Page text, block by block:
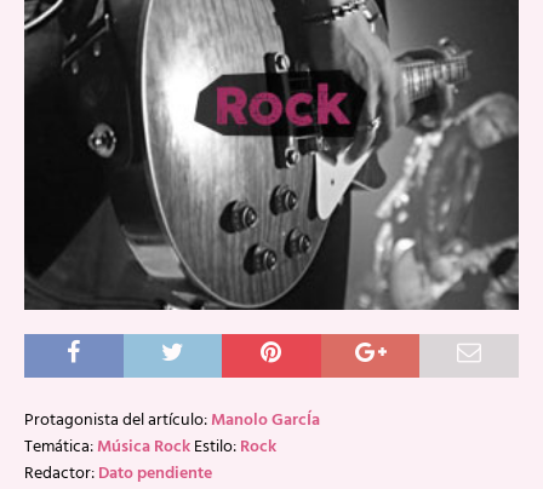
Protagonista del artículo:Manolo GarcÍa
Temática:Música RockEstilo:Rock
Redactor:Dato pendiente